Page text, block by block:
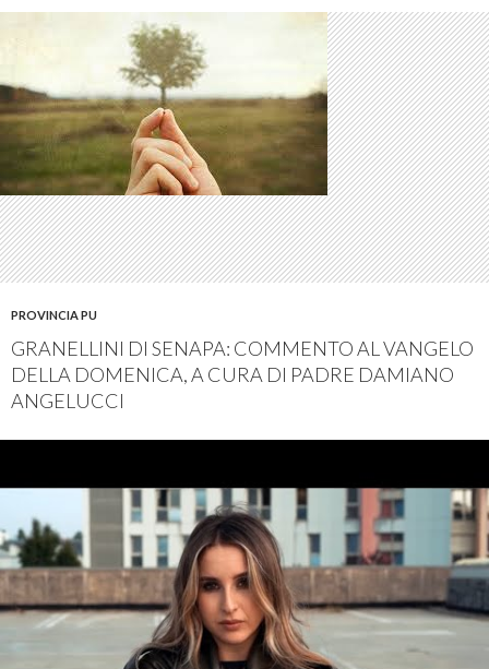
PROVINCIA PU
GRANELLINI DI SENAPA: COMMENTO AL VANGELO
DELLA DOMENICA, A CURA DI PADRE DAMIANO
ANGELUCCI